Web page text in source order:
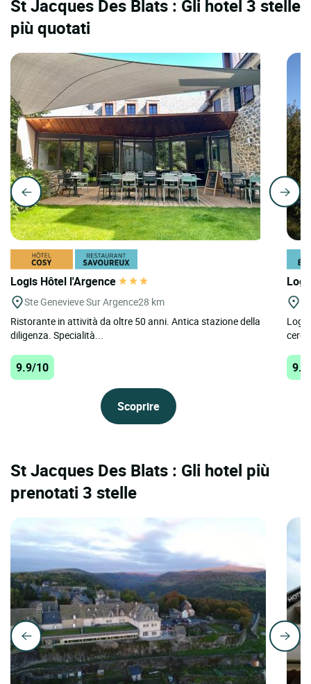
St Jacques Des Blats : Gli hotel 3 stelle
più quotati
Logis Hôtel l'Argence
Ste Genevieve Sur Argence28 km
Ristorante in attività da oltre 50 anni. Antica stazione della
diligenza. Specialità...
9.9/10
Scoprire
St Jacques Des Blats : Gli hotel più
prenotati 3 stelle